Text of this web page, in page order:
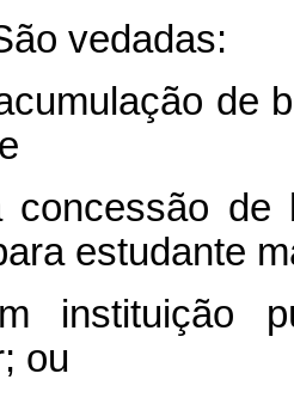
vedadas:
de
de
estudante
instituição
ou